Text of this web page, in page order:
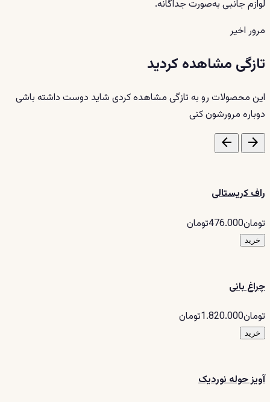
لوازم جانبی به‌صورت جداگانه.
مرور اخیر
تازگی مشاهده کردید
این محصولات رو به تازگی مشاهده کردی شاید دوست داشته باشی
دوباره مرورشون کنی
arrow_forward
arrow_back
راف کریستالی
تومان476.000تومان
خرید
چراغ بانی
تومان1.820.000تومان
خرید
آویز حوله نوردیک